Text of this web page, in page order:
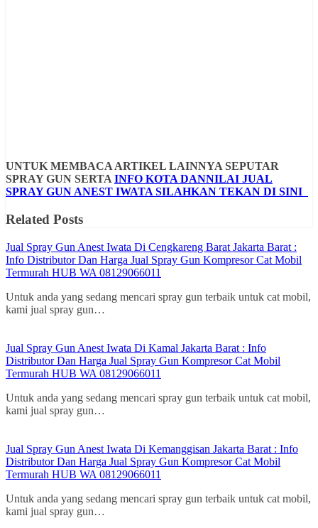
UNTUK MEMBACA ARTIKEL LAINNYA SEPUTAR
SPRAY GUN SERTA INFO KOTA DANNILAI JUAL
SPRAY GUN ANEST IWATA SILAHKAN TEKAN DI SINI
Related Posts
Jual Spray Gun Anest Iwata Di Cengkareng Barat Jakarta Barat :
Info Distributor Dan Harga Jual Spray Gun Kompresor Cat Mobil
Termurah HUB WA 08129066011
Untuk anda yang sedang mencari spray gun terbaik untuk cat mobil,
kami jual spray gun…
Jual Spray Gun Anest Iwata Di Kamal Jakarta Barat : Info
Distributor Dan Harga Jual Spray Gun Kompresor Cat Mobil
Termurah HUB WA 08129066011
Untuk anda yang sedang mencari spray gun terbaik untuk cat mobil,
kami jual spray gun…
Jual Spray Gun Anest Iwata Di Kemanggisan Jakarta Barat : Info
Distributor Dan Harga Jual Spray Gun Kompresor Cat Mobil
Termurah HUB WA 08129066011
Untuk anda yang sedang mencari spray gun terbaik untuk cat mobil,
kami jual spray gun…